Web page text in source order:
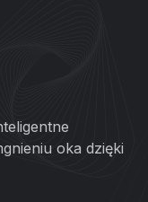
oka dzięki